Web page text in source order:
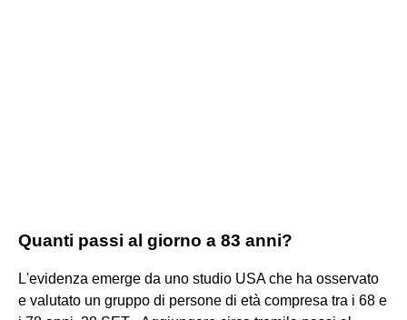
Quanti passi al giorno a 83 anni?
L'evidenza emerge da uno studio USA che ha osservato
e valutato un gruppo di persone di età compresa tra i 68 e